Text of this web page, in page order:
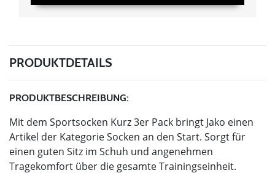
PRODUKTDETAILS
PRODUKTBESCHREIBUNG:
Mit dem Sportsocken Kurz 3er Pack bringt Jako einen
Artikel der Kategorie Socken an den Start. Sorgt für
einen guten Sitz im Schuh und angenehmen
Tragekomfort über die gesamte Trainingseinheit.